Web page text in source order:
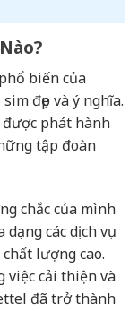
biến của
đẹp và ý nghĩa.
phát hành
tập đoàn
chắc của mình
các dịch vụ
lượng cao.
việc cải thiện và
đã trở thành